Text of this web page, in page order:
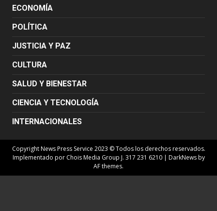
ECONOMÍA
POLÍTICA
JUSTICIA Y PAZ
CULTURA
SALUD Y BIENESTAR
CIENCIA Y TECNOLOGÍA
INTERNACIONALES
Copyright News Press Service 2023 © Todos los derechos reservados.
Implementado por Chois Media Group J. 317 231 6210 | DarkNewsby
AF themes.